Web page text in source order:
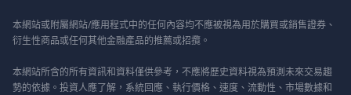
本網站或附屬網站/應用程式中的任何內容均不應被視為用於購買或銷售證券、
衍生性商品或任何其他金融產品的推薦或招攬。
本網站所含的所有資訊和資料僅供參考，不應將歷史資料視為預測未來交易趨
勢的依據。投資人應了解，系統回應、執行價格、速度、流動性、市場數據和